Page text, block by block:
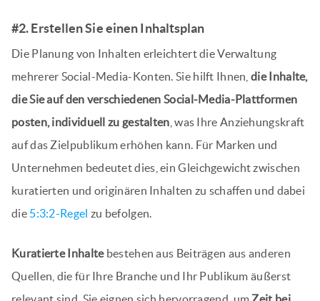
#2. Erstellen Sie einen Inhaltsplan
Die Planung von Inhalten erleichtert die Verwaltung
mehrerer Social-Media-Konten. Sie hilft Ihnen,die Inhalte,
die Sie auf den verschiedenen Social-Media-Plattformen
posten, individuell zu gestalten , was Ihre Anziehungskraft
auf das Zielpublikum erhöhen kann. Für Marken und
Unternehmen bedeutet dies, ein Gleichgewicht zwischen
kuratierten und originären Inhalten zu schaffen und dabei
die 5:3:2-Regel zu befolgen.
Kuratierte Inhaltebestehen aus Beiträgen aus anderen
Quellen, die für Ihre Branche und Ihr Publikum äußerst